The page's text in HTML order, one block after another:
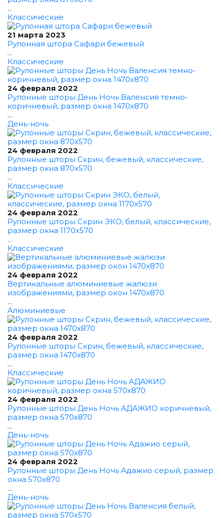
...
Классические
21 марта 2023
Рулонная штора Сафари бежевый
...
Классические
24 февраля 2022
Рулонные шторы День Ночь Валенсия темно-
коричневый, размер окна 1470x870
...
День-ночь
24 февраля 2022
Рулонные шторы Скрин, бежевый, классические,
размер окна 870x570
...
Классические
24 февраля 2022
Рулонные шторы Скрин ЭКО, белый, классические,
размер окна 1170x570
...
Классические
24 февраля 2022
Вертикальные алюминиевые жалюзи
изображениями, размер окон 1470x870
...
Алюминиевые
24 февраля 2022
Рулонные шторы Скрин, бежевый, классические,
размер окна 1470x870
...
Классические
24 февраля 2022
Рулонные шторы День Ночь АДАЖИО коричневый,
размер окна 570x870
...
День-ночь
24 февраля 2022
Рулонные шторы День Ночь Адажио серый, размер
окна 570x870
...
День-ночь